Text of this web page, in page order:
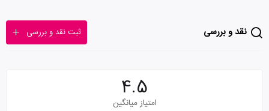
نقد و بررسی ثبت نقد و بررسی
4.5
امتیاز میانگین